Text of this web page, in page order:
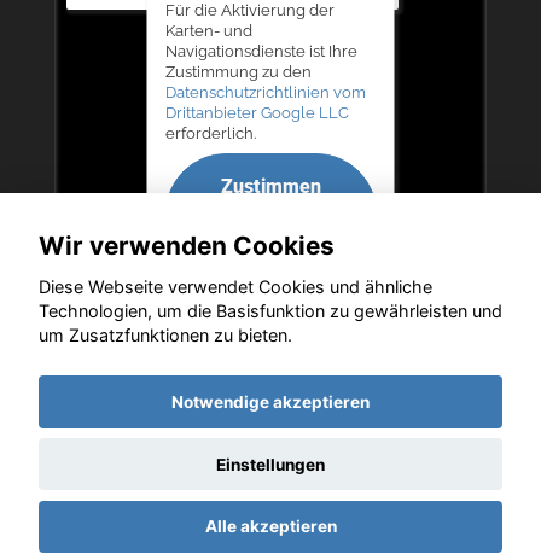
Für die Aktivierung der
Karten- und
Navigationsdienste ist Ihre
Zustimmung zu den
Datenschutzrichtlinien vom
Drittanbieter Google LLC
erforderlich.
Zustimmen
aktivieren
Copyright © 2026. Autohaus Bernd Lurz KG
Datenschutz Impressum AGB
Wir verwenden Cookies
Diese Webseite verwendet Cookies und ähnliche
Technologien, um die Basisfunktion zu gewährleisten und
um Zusatzfunktionen zu bieten.
Notwendige akzeptieren
Einstellungen
Alle akzeptieren